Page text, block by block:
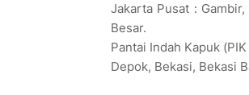
Jakarta Pusat :
Besar.
Pantai Indah Kapuk (PIK
Depok, Bekasi, Bekasi